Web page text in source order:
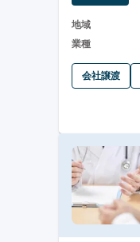
地域
業種
会社譲渡